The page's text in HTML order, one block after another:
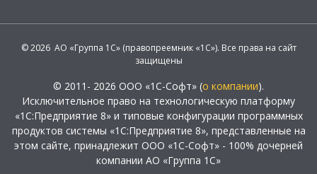
© 2026 АО «Группа 1С» (правопреемник «1С»). Все права на сайт
защищены
© 2011- 2026 ООО «1С-Софт» (о компании).
Исключительное право на технологическую платформу
«1С:Предприятие 8» и типовые конфигурации программных
продуктов системы «1С:Предприятие 8», представленные на
этом сайте, принадлежит ООО «1С-Софт» - 100% дочерней
компании АО «Группа 1С»